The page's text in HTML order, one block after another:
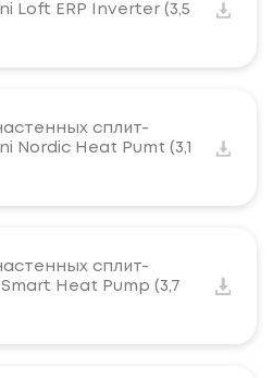
Loft ERP Inverter (3,5
сплит-
Nordic Heat Pumt (3,1
сплит-
Heat Pump (3,7